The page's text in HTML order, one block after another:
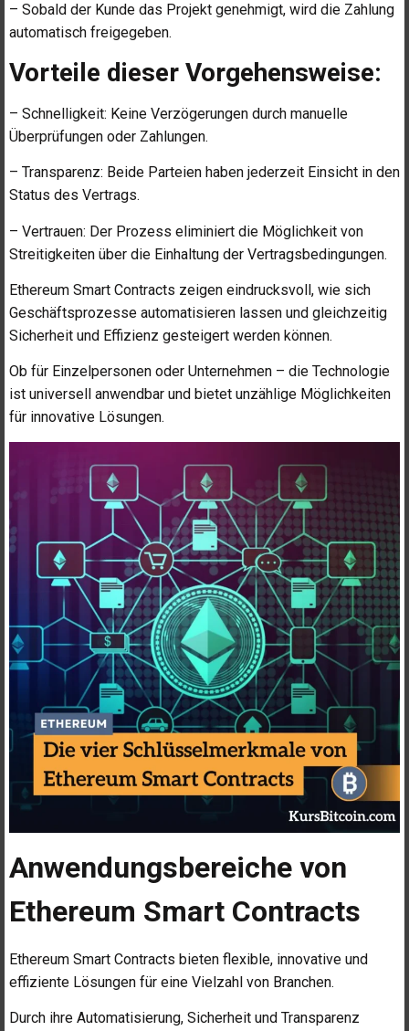
– Sobald der Kunde das Projekt genehmigt, wird die Zahlung
automatisch freigegeben.
Vorteile dieser Vorgehensweise:
– Schnelligkeit: Keine Verzögerungen durch manuelle
Überprüfungen oder Zahlungen.
– Transparenz: Beide Parteien haben jederzeit Einsicht in den
Status des Vertrags.
– Vertrauen: Der Prozess eliminiert die Möglichkeit von
Streitigkeiten über die Einhaltung der Vertragsbedingungen.
Ethereum Smart Contracts zeigen eindrucksvoll, wie sich
Geschäftsprozesse automatisieren lassen und gleichzeitig
Sicherheit und Effizienz gesteigert werden können.
Ob für Einzelpersonen oder Unternehmen – die Technologie
ist universell anwendbar und bietet unzählige Möglichkeiten
für innovative Lösungen.
Anwendungsbereiche von
Ethereum Smart Contracts
Ethereum Smart Contracts bieten flexible, innovative und
effiziente Lösungen für eine Vielzahl von Branchen.
Durch ihre Automatisierung, Sicherheit und Transparenz